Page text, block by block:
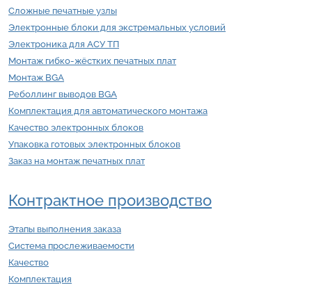
Сложные печатные узлы
Электронные блоки для экстремальных условий
Электроника для АСУ ТП
Монтаж гибко-жёстких печатных плат
Монтаж BGA
Реболлинг выводов BGA
Комплектация для автоматического монтажа
Качество электронных блоков
Упаковка готовых электронных блоков
Заказ на монтаж печатных плат
Контрактное производство
Этапы выполнения заказа
Система прослеживаемости
Качество
Комплектация